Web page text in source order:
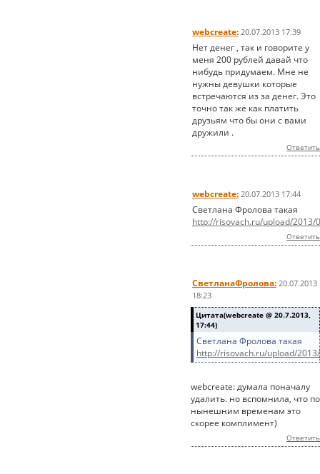
webcreate: 20.07.2013 17:39
Нет денег , так и говорите у
меня 200 рублей давай что
нибудь придумаем. Мне не
нужны девушки которые
встречаются из за денег. Это
точно так же как платить
друзьям что бы они с вами
дружили .
Ответить
webcreate: 20.07.2013 17:44
Светлана Фролова такая
http://risovach.ru/upload/2013/
Ответить
СветланаФролова: 20.07.2013
18:23
Цитата(webcreate @ 20.7.2013,
17:44)
Светлана Фролова такая
http://risovach.ru/upload/
webcreate: думала поначалу
удалить. но вспомнила, что по
нынешним временам это
скорее комплимент)
Ответить